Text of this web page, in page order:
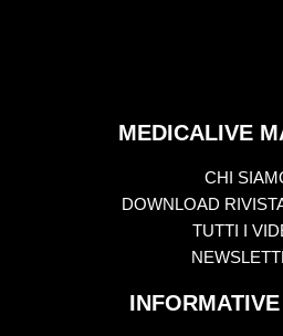
MEDICALIVE
CHI
DOWNLOAD
TUTTI I